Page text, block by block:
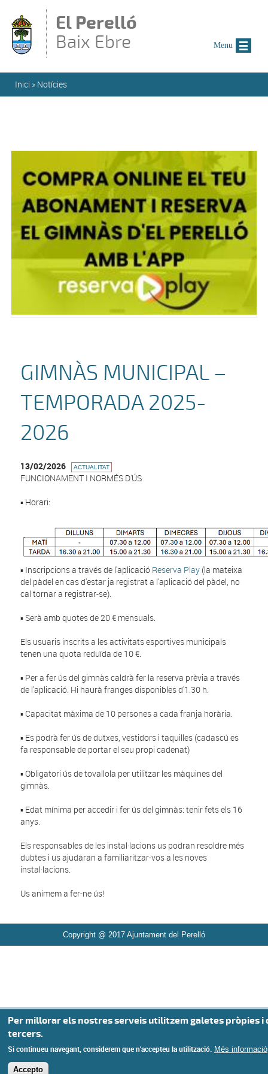
El Perelló
Baix Ebre
Esteu aquí
Inici » Notícies
GIMNÀS MUNICIPAL –
TEMPORADA 2025-
2026
13/02/2026 ACTUALITAT
FUNCIONAMENT I NORMÉS D'ÚS
▪️ Horari:
▪️ Inscripcions a través de l'aplicació Reserva Play (la mateixa
del pàdel en cas d'estar ja registrat a l'aplicació del pàdel, no
cal tornar a registrar-se).
▪️ Serà amb quotes de 20 € mensuals.
Els usuaris inscrits a les activitats esportives municipals
tenen una quota reduïda de 10 €.
▪️ Per a fer ús del gimnàs caldrà fer la reserva prèvia a través
de l'aplicació. Hi haurà franges disponibles d'1.30 h.
▪️ Capacitat màxima de 10 persones a cada franja horària.
▪️ Es podrà fer ús de dutxes, vestidors i taquilles (cadascú es
fa responsable de portar el seu propi cadenat)
▪️ Obligatori ús de tovallola per utilitzar les màquines del
gimnàs.
▪️ Edat mínima per accedir i fer ús del gimnàs: tenir fets els 16
anys.
Els responsables de les instal·lacions us podran resoldre més
dubtes i us ajudaran a familiaritzar-vos a les noves
instal·lacions.
Us animem a fer-ne ús!
Copyright @ 2017 Ajuntament del Perelló
Menu
Per millorar els nostres serveis utilitzem galetes pròpies i
tercers.
Si continueu navegant, considerem que n'accepteu la utilització. Més informació
Accepto